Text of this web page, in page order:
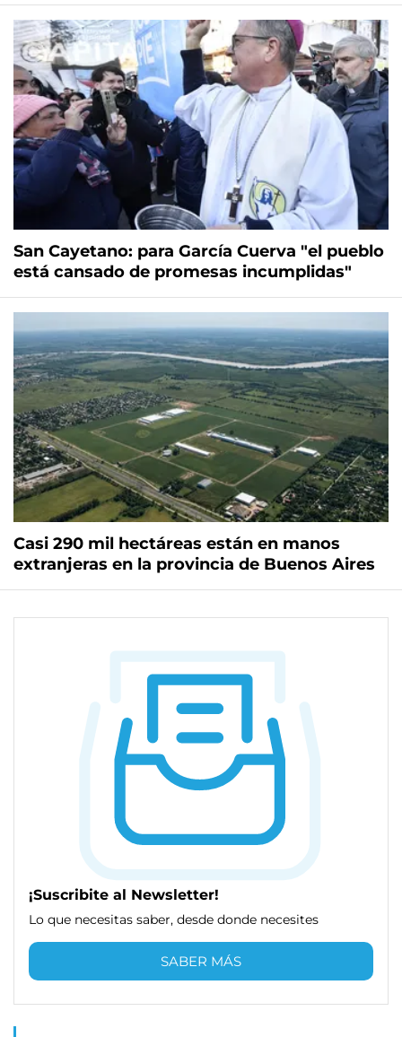
San Cayetano: para García Cuerva "el pueblo
está cansado de promesas incumplidas"
Casi 290 mil hectáreas están en manos
extranjeras en la provincia de Buenos Aires
¡Suscribite al Newsletter!
Lo que necesitas saber, desde donde necesites
SABER MÁS